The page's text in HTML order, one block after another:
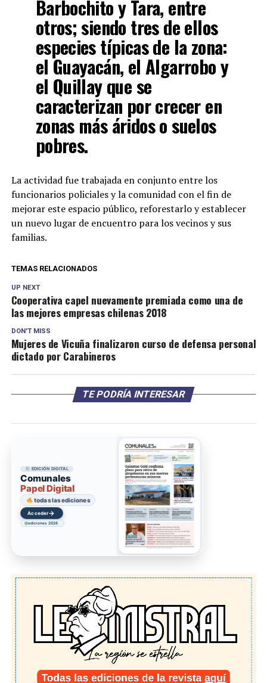
Barbochito y Tara, entre
otros; siendo tres de ellos
especies típicas de la zona:
el Guayacán, el Algarrobo y
el Quillay que se
caracterizan por crecer en
zonas más áridos o suelos
pobres.
La actividad fue trabajada en conjunto entre los
funcionarios policiales y la comunidad con el fin de
mejorar este espacio público, reforestarlo y establecer
un nuevo lugar de encuentro para los vecinos y sus
familias.
TEMAS RELACIONADOS
UP NEXT
Cooperativa capel nuevamente premiada como una de
las mejores empresas chilenas 2018
DON'T MISS
Mujeres de Vicuña finalizaron curso de defensa personal
dictado por Carabineros
TE PODRÍA INTERESAR
EDICIÓN DIGITAL
Comunales
Papel Digital
todas las ediciones
Acceder→
ediciones 2026